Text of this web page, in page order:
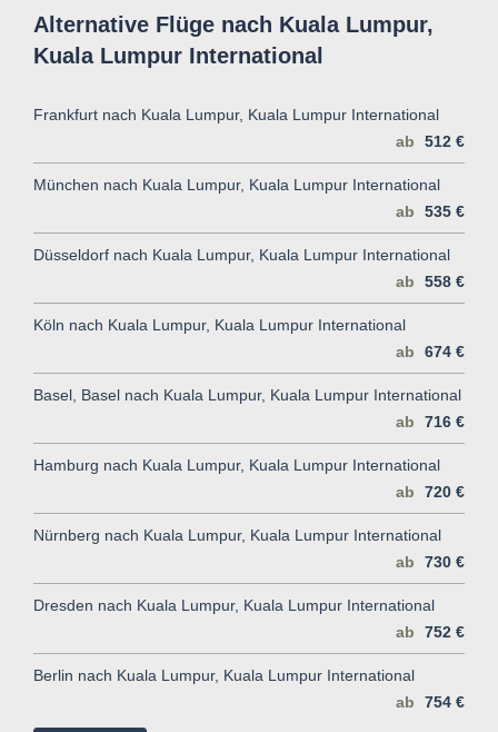
Alternative Flüge nach Kuala Lumpur,
Kuala Lumpur International
Frankfurt nach Kuala Lumpur, Kuala Lumpur International
ab
512 €
München nach Kuala Lumpur, Kuala Lumpur International
ab
535 €
Düsseldorf nach Kuala Lumpur, Kuala Lumpur International
ab
558 €
Köln nach Kuala Lumpur, Kuala Lumpur International
ab
674 €
Basel, Basel nach Kuala Lumpur, Kuala Lumpur International
ab
716 €
Hamburg nach Kuala Lumpur, Kuala Lumpur International
ab
720 €
Nürnberg nach Kuala Lumpur, Kuala Lumpur International
ab
730 €
Dresden nach Kuala Lumpur, Kuala Lumpur International
ab
752 €
Berlin nach Kuala Lumpur, Kuala Lumpur International
ab
754 €